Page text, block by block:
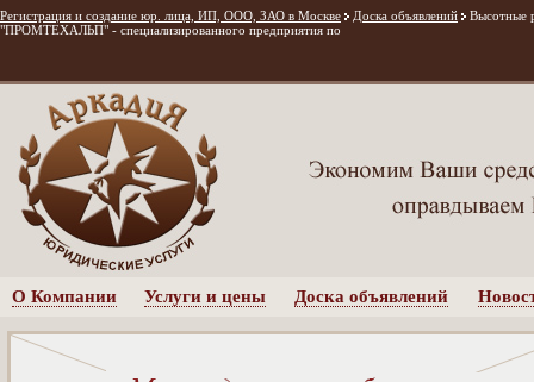
Регистрация и создание юр. лица, ИП, ООО, ЗАО в Москве Доска объявлений
Высотные
"ПРОМТЕХАЛЬП" - специализированного предприятия по
О Компании Услуги и цены Доска объявлений